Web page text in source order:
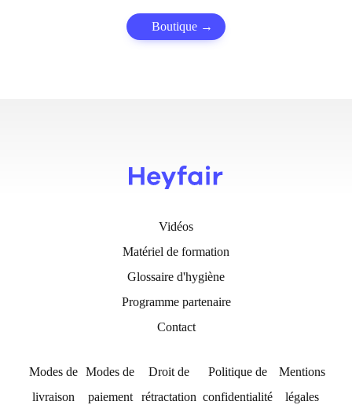
Boutique
Vidéos
Matériel de formation
Glossaire d'hygiène
Programme partenaire
Contact
Modes de
livraison
Modes de
paiement
Droit de
rétractation
Politique de
confidentialité
Mentions
légales